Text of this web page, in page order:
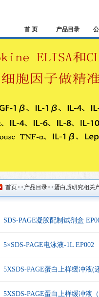
首 页 产品目录
首页>>产品目录>>蛋白质研究相关
SDS-PAGE凝胶配制试剂盒
5×SDS-PAGE电泳液-1L EP002
5XSDS-PAGE蛋白上样缓冲液(
5XSDS-PAGE蛋白上样缓冲液